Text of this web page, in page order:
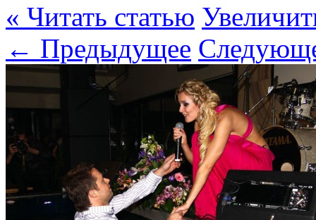
« Читать статью
← Предыдущее